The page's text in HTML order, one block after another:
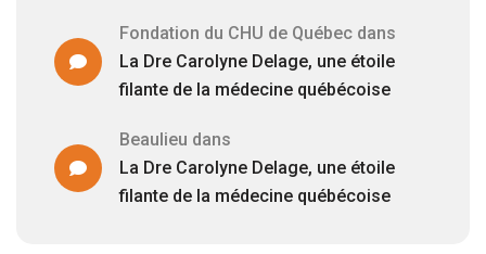
Fondation du CHU de Québecdans
La Dre Carolyne Delage, une étoile
filante de la médecine québécoise
Beaulieu dans
La Dre Carolyne Delage, une étoile
filante de la médecine québécoise